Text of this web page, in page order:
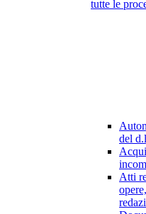
tutte le
del
Atti